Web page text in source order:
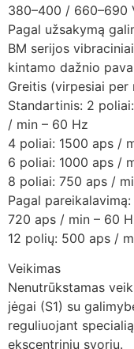
380–400 / 660–690
Pagal užsakymą
BM serijos
kintamo dažnio
Greitis (virpesiai per
Standartinis: 2
/ min – 60 Hz
4 poliai: 1500 aps /
6 poliai: 1000 aps /
8 poliai: 750 aps /
Pagal
720 aps / min – 60
12 polių: 500 aps /
Veikimas
Nenutrūkstamas
jėgai (S1) su
reguliuojant
ekscentrinių svorių.